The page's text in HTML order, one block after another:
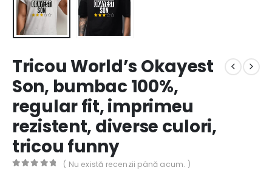
Tricou World’s Okayest
Son, bumbac 100%,
regular fit, imprimeu
rezistent, diverse culori,
tricou funny
( Nu există recenzii până acum. )